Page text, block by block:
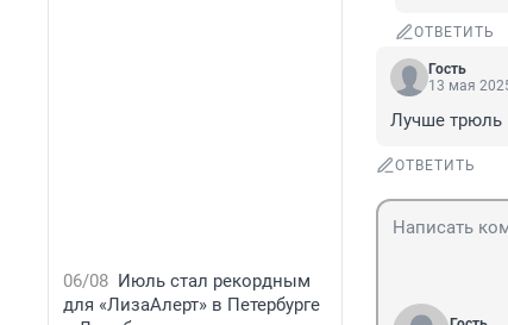
06/08 Июль стал рекордным
для «ЛизаАлерт» в Петербурге
ОТВЕТИТЬ
Гость
13 мая
Лучше трюль
ОТВЕТИТЬ